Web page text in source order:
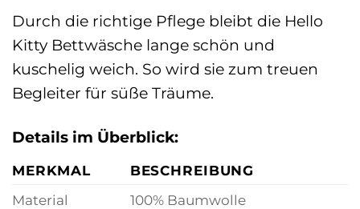
Durch die richtige Pflege bleibt die Hello
Kitty Bettwäsche lange schön und
kuschelig weich. So wird sie zum treuen
Begleiter für süße Träume.
Details im Überblick:
MERKMAL
BESCHREIBUNG
Material
100% Baumwolle